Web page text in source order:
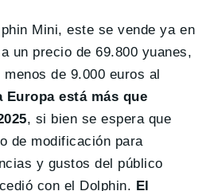
Mini, este se vende ya en
un precio de 69.800 yuanes,
de 9.000 euros al
Europa está más que
, si bien se espera que
de modificación para
y gustos del público
con el Dolphin. El